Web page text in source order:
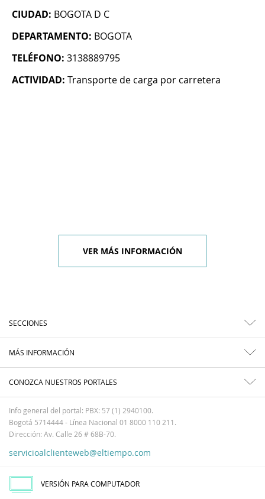
CIUDAD: BOGOTA D C
DEPARTAMENTO: BOGOTA
TELÉFONO: 3138889795
ACTIVIDAD: Transporte de carga por carretera
VER MÁS INFORMACIÓN
SECCIONES
MÁS INFORMACIÓN
CONOZCA NUESTROS PORTALES
Info general del portal: PBX: 57 (1) 2940100.
Bogotá 5714444 - Línea Nacional 01 8000 110 211.
Dirección: Av. Calle 26 # 68B-70.
servicioalclienteweb@eltiempo.com
VERSIÓN PARA COMPUTADOR